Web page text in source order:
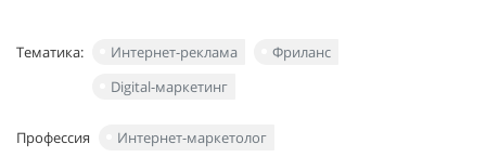
Тематика: Интернет-реклама
Фриланс
Digital-маркетинг
Профессия Интернет-маркетолог